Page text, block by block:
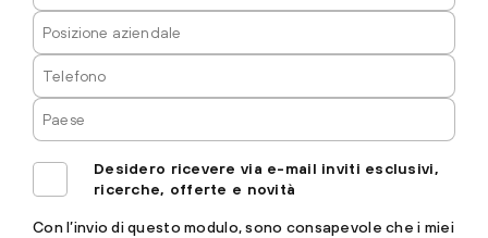
Desidero ricevere via e-mail inviti esclusivi,
ricerche, offerte e novità
Con l’invio di questo modulo, sono consapevole che i miei